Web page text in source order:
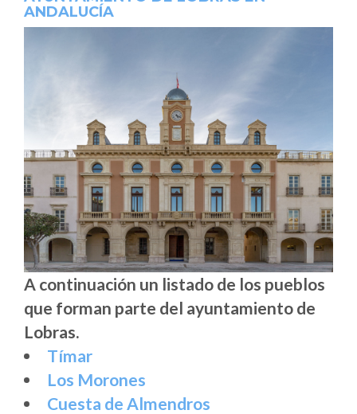
ANDALUCÍA
A continuación un listado de los pueblos
que forman parte del ayuntamiento de
Lobras.
Tímar
Los Morones
Cuesta de Almendros